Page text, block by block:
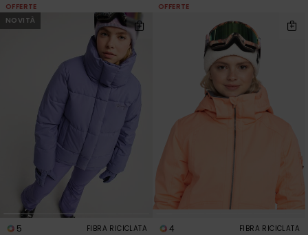
OFFERTE
OFFERTE
NOVITÀ
5 FIBRA RICICLATA 4 FIBRA RICICLATA